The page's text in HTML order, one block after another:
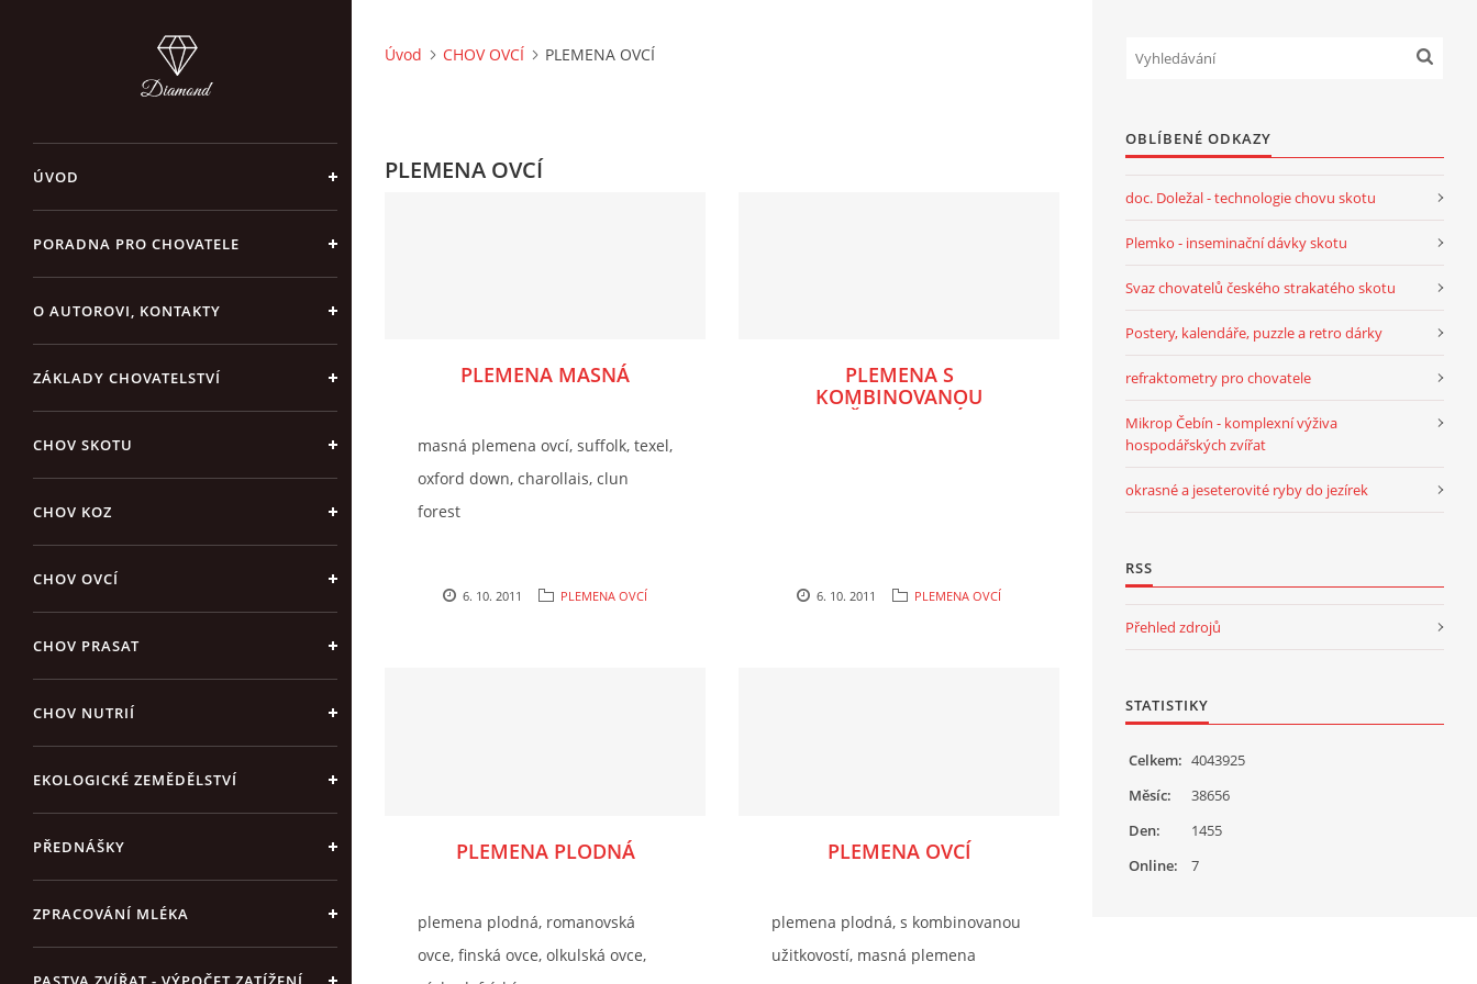
ÚVOD
PORADNA PRO CHOVATELE
O AUTOROVI, KONTAKTY
ZÁKLADY CHOVATELSTVÍ
CHOV SKOTU
CHOV KOZ
CHOV OVCÍ
CHOV PRASAT
CHOV NUTRIÍ
EKOLOGICKÉ ZEMĚDĚLSTVÍ
PŘEDNÁŠKY
ZPRACOVÁNÍ MLÉKA
Úvod CHOV OVCÍ PLEMENA OVCÍ
PLEMENA OVCÍ
PLEMENA MASNÁ
masná plemena ovcí, suffolk, texel,
oxford down, charollais, clun
forest
6. 10. 2011 PLEMENA OVCÍ
PLEMENA S
KOMBINOVANOU
UŽITKOVOSTÍ
6. 10. 2011 PLEMENA OVCÍ
PLEMENA PLODNÁ
plemena plodná, romanovská
ovce, finská ovce, olkulská ovce,
PLEMENA OVCÍ
plemena plodná, s kombinovanou
užitkovostí, masná plemena
OBLÍBENÉ ODKAZY
doc. Doležal - technologie chovu skotu
Plemko - inseminační dávky skotu
Svaz chovatelů českého strakatého skotu
Postery, kalendáře, puzzle a retro dárky
refraktometry pro chovatele
Mikrop Čebín - komplexní výživa
hospodářských zvířat
okrasné a jeseterovité ryby do jezírek
RSS
Přehled zdrojů
STATISTIKY
Online: 7
Celkem: 4043925
Měsíc:
38656
Den:
1455